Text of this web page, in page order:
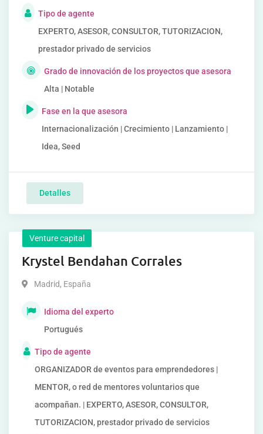
Tipo de agente
EXPERTO, ASESOR, CONSULTOR, TUTORIZACION,
prestador privado de servicios
Grado de innovación de los proyectos que asesora
Alta | Notable
Fase en la que asesora
Internacionalización | Crecimiento | Lanzamiento |
Idea, Seed
Detalles
Venture capital
Krystel Bendahan Corrales
Madrid, España
Idioma del experto
Portugués
Tipo de agente
ORGANIZADOR de eventos para emprendedores |
MENTOR, o red de mentores voluntarios que
acompañan. | EXPERTO, ASESOR, CONSULTOR,
TUTORIZACION, prestador privado de servicios